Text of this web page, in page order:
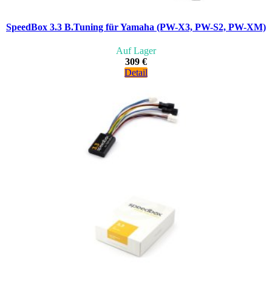
SpeedBox 3.3 B.Tuning für Yamaha (PW-X3, PW-S2, PW-XM)
Auf Lager
309 €
Detail